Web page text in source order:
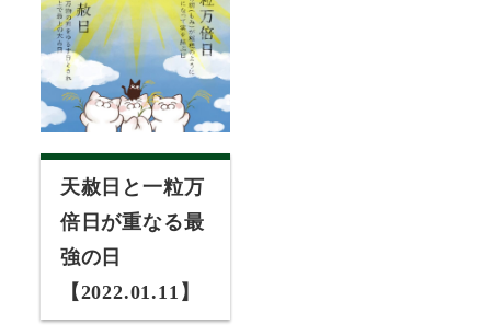
天赦日と一粒万
倍日が重なる最
強の日
【2022.01.11】